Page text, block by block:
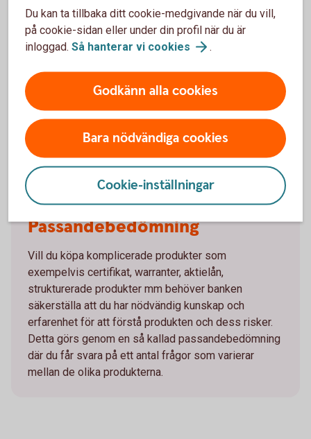
Flexibel lösning som kan anpassas till kundens behov.
Administrativ förenkling.
Nackdelar
Bilateralt avtal – inte handlat över börs.
Görs bara i stor volym.
Passandebedömning
Vill du köpa komplicerade produkter som
exempelvis certifikat, warranter, aktielån,
strukturerade produkter mm behöver banken
säkerställa att du har nödvändig kunskap och
erfarenhet för att förstå produkten och dess risker.
Detta görs genom en så kallad passandebedömning
där du får svara på ett antal frågor som varierar
mellan de olika produkterna.
Du kan ta tillbaka ditt cookie-medgivande när du vill,
på cookie-sidan eller under din profil när du är
inloggad. Så hanterar vi cookies .
Godkänn alla cookies
Bara nödvändiga cookies
Cookie-inställningar